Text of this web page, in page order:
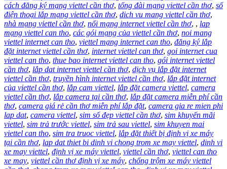
cách đăng ký mạng viettel cần thơ, tổng đài mạng viettel cần thơ, số
điện thoại lắp mạng viettel cần thơ, dich vu mang viettel cần thơ,
nhà mạng viettel cần thơ, nối mạng internet viettel cần thơ, , lap
mạng viettel can tho, các gói mạng của viettel cần thơ, noi mang
viettel internet can tho, viettel mạng internet can tho, đăng ký lắp
đặt internet viettel cần thơ, internet viettel can thơ, goi internet cua
viettel can tho, thue bao internet viettel can tho, gói internet viettel
cần thơ, lắp dat internet viettel cần thơ, dịch vụ lắp đặt internet
viettel cần thơ, truyền hình internet viettel cần thơ, lắp đặt internet
của viettel cần thơ, lắp cam viettel, lắp đặt camera viettel, camera
viettel cần thơ, lắp camera tại cần thơ, lắp đặt camera miễn phí cần
thơ, camera giá rẻ cần thơ miễn phí lắp đặt, camera gia re mien phi
lap dat, camera viettel, sim số đẹp viettel cần thơ, sim khuyến mãi
viettel, sim trả trước viettel, sim trả sau viettel, sim khuyen mai
viettel can tho, sim tra truoc viettel, lắp đặt thiết bị định vị xe máy
tại cần thơ, lap dat thiet bi dinh vi chong trom xe may viettel, dinh vi
xe may viettel, định vị xe máy viettel, viettel cần thơ, viettel can tho
xe may, viettel cần thơ định vị xe máy, chống trộm xe máy viettel